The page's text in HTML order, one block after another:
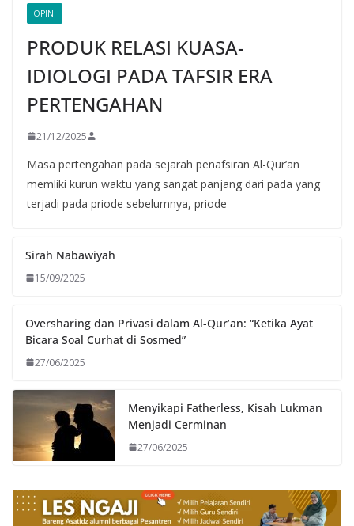
OPINI
PRODUK RELASI KUASA-
IDIOLOGI PADA TAFSIR ERA
PERTENGAHAN
21/12/2025
Masa pertengahan pada sejarah penafsiran Al-Qur’an
memliki kurun waktu yang sangat panjang dari pada yang
terjadi pada priode sebelumnya, priode
Sirah Nabawiyah
15/09/2025
Oversharing dan Privasi dalam Al-Qur’an: “Ketika Ayat
Bicara Soal Curhat di Sosmed”
27/06/2025
Menyikapi Fatherless, Kisah Lukman
Menjadi Cerminan
27/06/2025